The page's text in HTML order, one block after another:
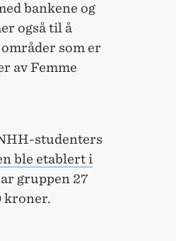
bankene og
også til å
som er
av Femme
studenters
ble etablert i
gruppen 27
kroner.